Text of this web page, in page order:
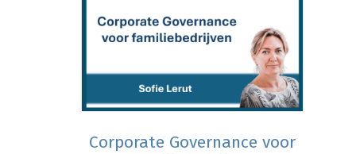
Corporate Governance voor